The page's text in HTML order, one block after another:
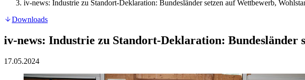
iv-news: Industrie zu Standort-Deklaration: Bundesländer setzen auf Wettbewerb,
Downloads
iv-news: Industrie zu Standort-Deklaration: Bundesländer
17.05.2024